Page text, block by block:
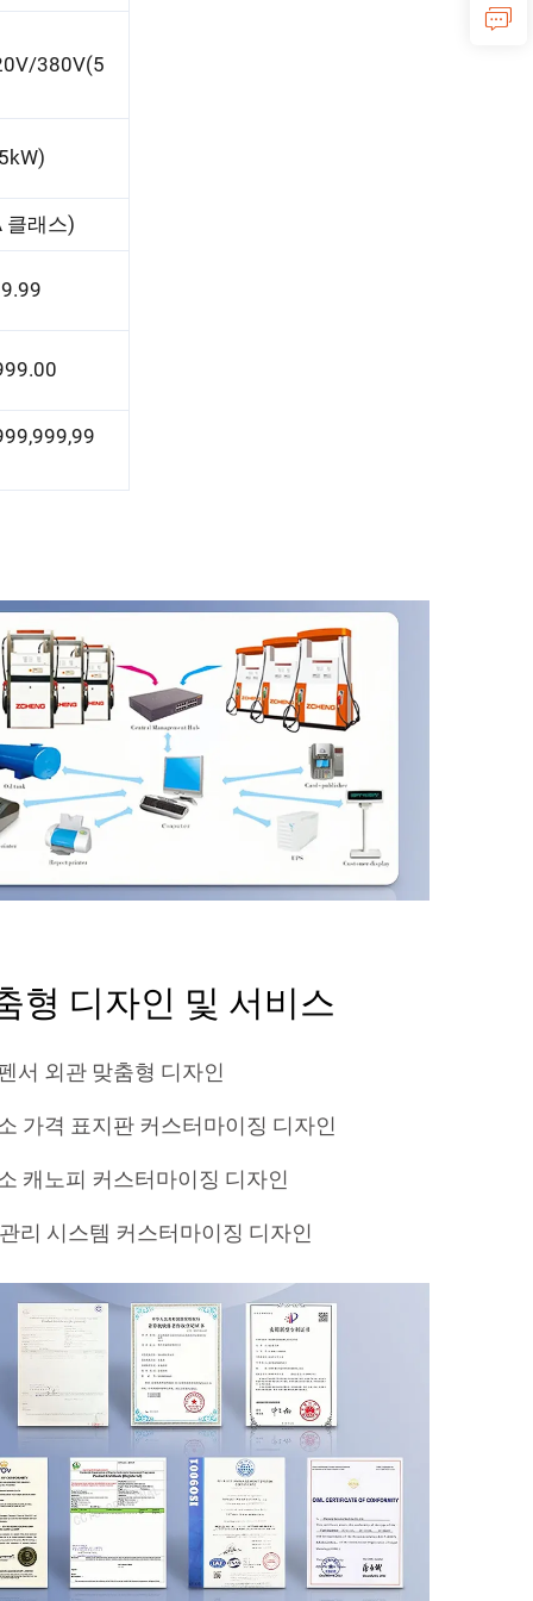
380V(5
클래스)
형 디자인 및 서비스
서 외관 맞춤형 디자인
가격 표지판 커스터마이징 디자인
캐노피 커스터마이징 디자인
리 시스템 커스터마이징 디자인